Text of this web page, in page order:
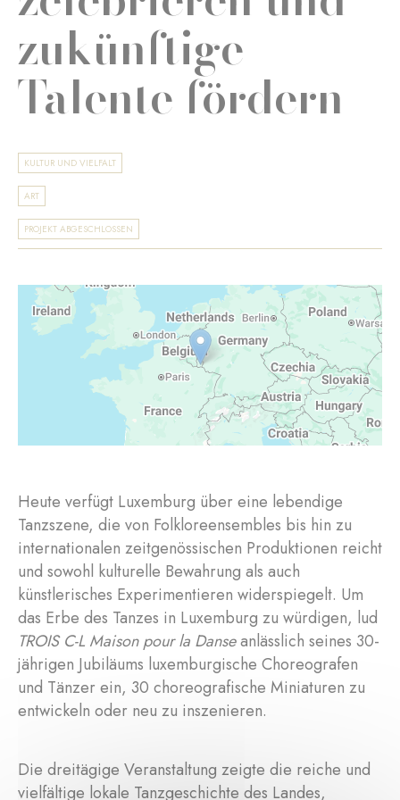
zukünftige
Talente fördern
KULTUR UND VIELFALT
ART
PROJEKT ABGESCHLOSSEN
Heute verfügt Luxemburg über eine lebendige
Tanzszene, die von Folkloreensembles bis hin zu
internationalen zeitgenössischen Produktionen reicht
und sowohl kulturelle Bewahrung als auch
künstlerisches Experimentieren widerspiegelt. Um
das Erbe des Tanzes in Luxemburg zu würdigen, lud
TROIS C-L Maison pour la Danseanlässlich seines 30-
jährigen Jubiläums luxemburgische Choreografen
und Tänzer ein, 30 choreografische Miniaturen zu
entwickeln oder neu zu inszenieren.
Die dreitägige Veranstaltung zeigte die reiche und
vielfältige lokale Tanzgeschichte des Landes,